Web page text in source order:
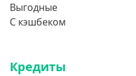
Неотложные нужды
Образование
Отдых
Выгодные
С кэшбеком
Кредиты